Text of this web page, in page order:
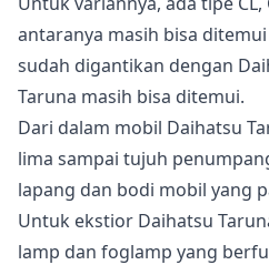
antaranya masih bisa
sudah digantikan dengan
Taruna masih bisa ditemui.
Dari dalam mobil Daihatsu
lima sampai tujuh
lapang dan bodi mobil yang
Untuk ekstior Daihatsu
lamp dan foglamp yang